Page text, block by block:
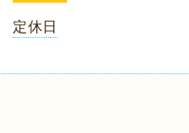
定休日